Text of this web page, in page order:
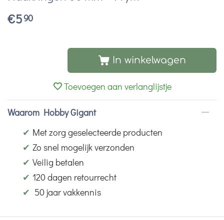
€590
In winkelwagen
Toevoegen aan verlanglijstje
Waarom Hobby Gigant
✔ Met zorg geselecteerde producten
✔ Zo snel mogelijk verzonden
✔ Veilig betalen
✔ 120 dagen retourrecht
✔ 50 jaar vakkennis